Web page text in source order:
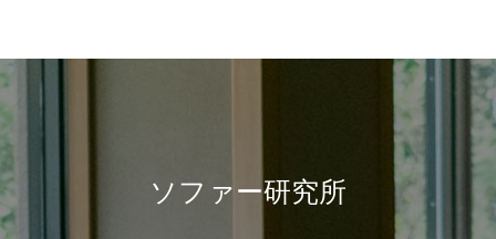
ソファー研究所